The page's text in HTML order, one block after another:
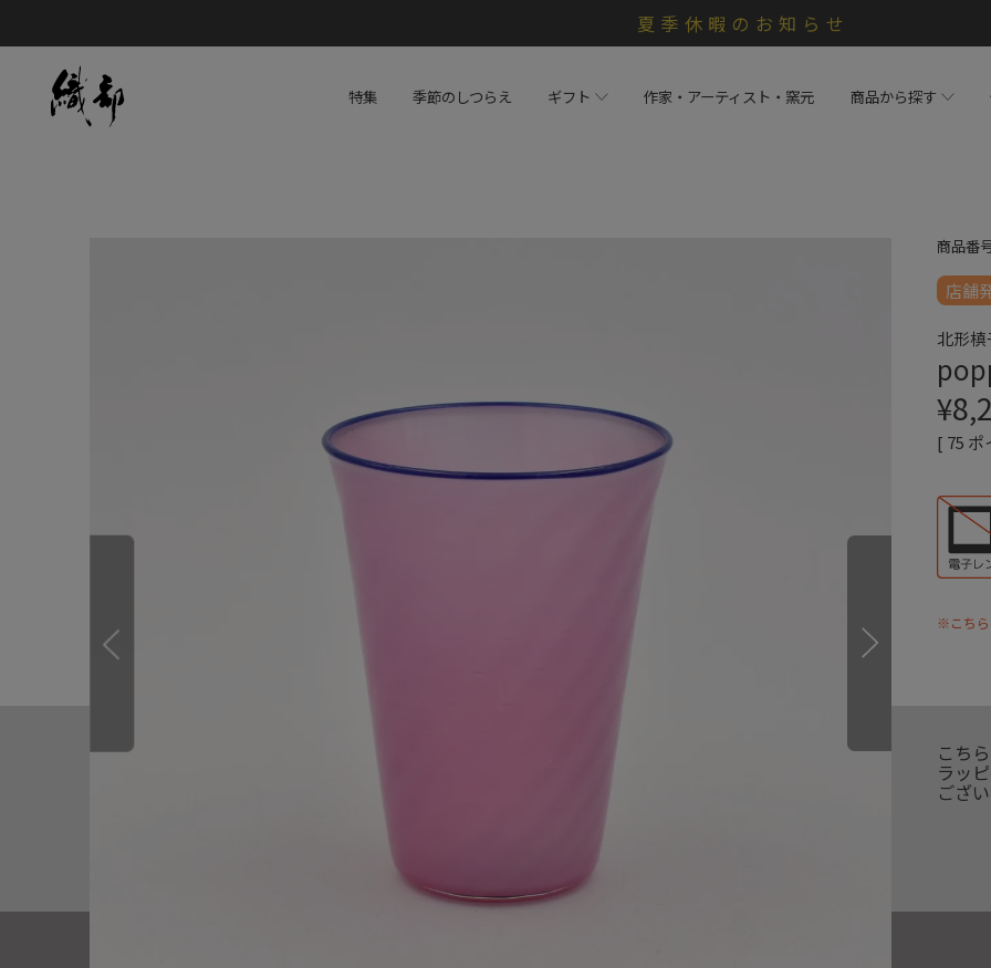
夏季休暇のお知らせ
特集 季節のしつらえ ギフト 作家・アーティスト・窯元 商品から探す
商品番
店舗
北形槙
¥
[ 75 ポ
※こちら
こち
ラッ
ござ